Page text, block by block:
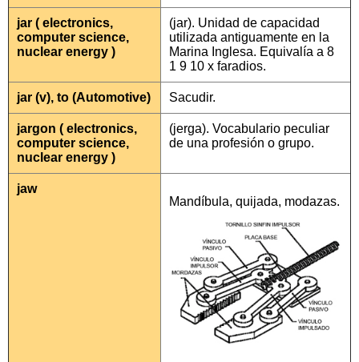
jar ( electronics,
computer science,
nuclear energy )
(jar). Unidad de capacidad
utilizada antiguamente en la
Marina Inglesa. Equivalía a 8
1 9 10 x faradios.
jar (v), to (Automotive) Sacudir.
jargon ( electronics,
computer science,
nuclear energy )
(jerga). Vocabulario peculiar
de una profesión o grupo.
jaw
Mandíbula, quijada, modazas.